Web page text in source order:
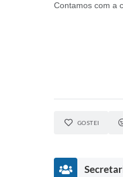
Contamos com a
GOSTEI